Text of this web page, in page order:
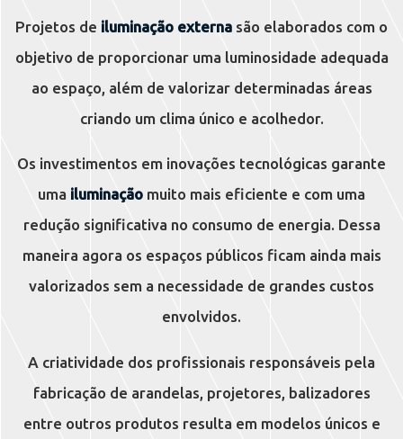
Projetos de iluminação externa são elaborados com o
objetivo de proporcionar uma luminosidade adequada
ao espaço, além de valorizar determinadas áreas
criando um clima único e acolhedor.
Os investimentos em inovações tecnológicas garante
uma iluminação muito mais eficiente e com uma
redução significativa no consumo de energia. Dessa
maneira agora os espaços públicos ficam ainda mais
valorizados sem a necessidade de grandes custos
envolvidos.
A criatividade dos profissionais responsáveis pela
fabricação de arandelas, projetores, balizadores
entre outros produtos resulta em modelos únicos e